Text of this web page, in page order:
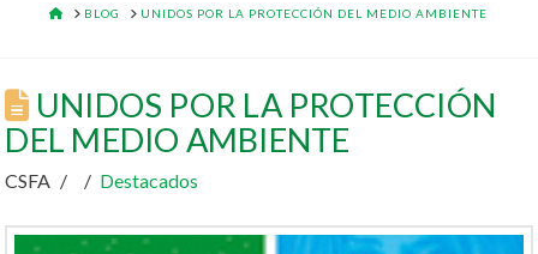
HOME
BLOG UNIDOS POR LA PROTECCIÓN DEL MEDIO AMBIENTE
UNIDOS POR LA PROTECCIÓN
DEL MEDIO AMBIENTE
CSFA Destacados